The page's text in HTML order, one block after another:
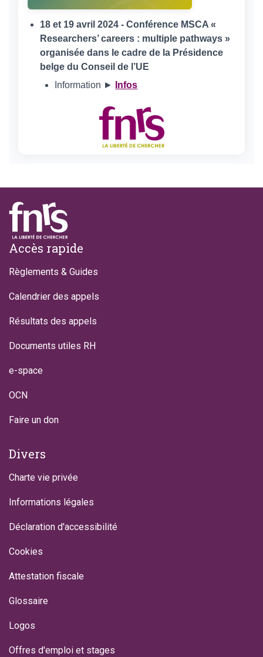
18 et 19 avril 2024 - Conférence MSCA «
Researchers’ careers : multiple pathways »
organisée dans le cadre de la Présidence
belge du Conseil de l’UE
Information ►
Infos
Footer
Accès rapide
Règlements & Guides
Calendrier des appels
Résultats des appels
Documents utiles RH
e-space
OCN
Faire un don
Divers
Charte vie privée
Informations légales
Déclaration d'accessibilité
Cookies
Attestation fiscale
Glossaire
Logos
Offres d'emploi et stages